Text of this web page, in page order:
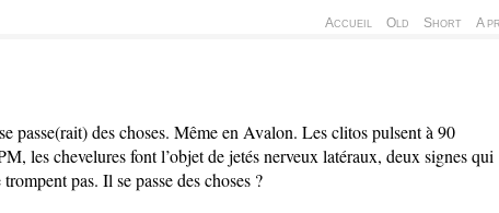
Accueil Old Short A
passe(rait) des choses. Même en Avalon. Les clitos pulsent à 90
les chevelures font l’objet de jetés nerveux latéraux, deux signes qui
trompent pas. Il se passe des choses ?